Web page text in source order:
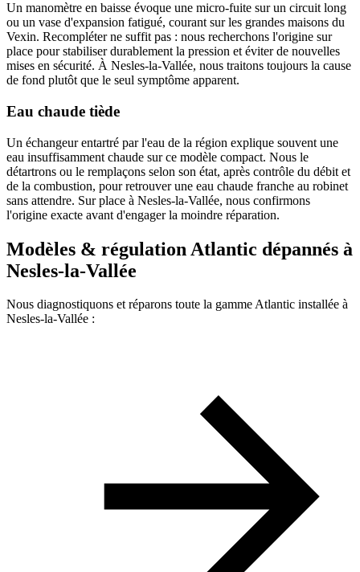
Un manomètre en baisse évoque une micro-fuite sur un circuit long
ou un vase d'expansion fatigué, courant sur les grandes maisons du
Vexin. Recompléter ne suffit pas : nous recherchons l'origine sur
place pour stabiliser durablement la pression et éviter de nouvelles
mises en sécurité. À Nesles-la-Vallée, nous traitons toujours la cause
de fond plutôt que le seul symptôme apparent.
Eau chaude tiède
Un échangeur entartré par l'eau de la région explique souvent une
eau insuffisamment chaude sur ce modèle compact. Nous le
détartrons ou le remplaçons selon son état, après contrôle du débit et
de la combustion, pour retrouver une eau chaude franche au robinet
sans attendre. Sur place à Nesles-la-Vallée, nous confirmons
l'origine exacte avant d'engager la moindre réparation.
Modèles & régulation Atlantic dépannés à
Nesles-la-Vallée
Nous diagnostiquons et réparons toute la gamme Atlantic installée à
Nesles-la-Vallée :